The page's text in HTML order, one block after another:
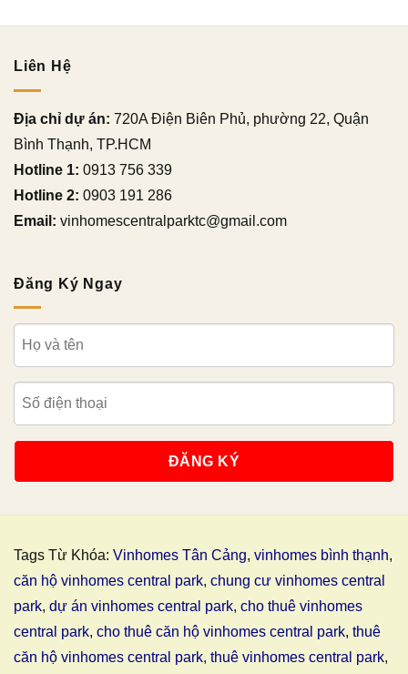
Liên Hệ
Địa chỉ dự án: 720A Điện Biên Phủ, phường 22, Quận
Bình Thạnh, TP.HCM
Hotline 1: 0913 756 339
Hotline 2: 0903 191 286
Email: vinhomescentralparktc@gmail.com
Đăng Ký Ngay
Tags Từ Khóa: Vinhomes Tân Cảng, vinhomes bình thạnh,
căn hộ vinhomes central park, chung cư vinhomes central
park, dự án vinhomes central park, cho thuê vinhomes
central park, cho thuê căn hộ vinhomes central park, thuê
căn hộ vinhomes central park, thuê vinhomes central park,